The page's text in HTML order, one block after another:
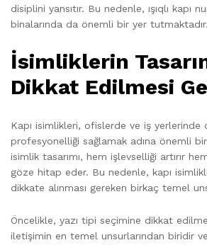
disiplini yansıtır. Bu nedenle, ışıqlı kapı
binalarında da önemli bir yer tutmaktadır.
İsimliklerin
Dikkat Edilmesi
Kapı isimlikleri, ofislerde ve iş yerlerinde
profesyonelliği sağlamak adına önemli
isimlik tasarımı, hem işlevselliği artırır
göze hitap eder. Bu nedenle, kapı
dikkate alınması gereken birkaç temel
Öncelikle, yazı tipi seçimine dikkat
iletişimin en temel unsurlarından biridir